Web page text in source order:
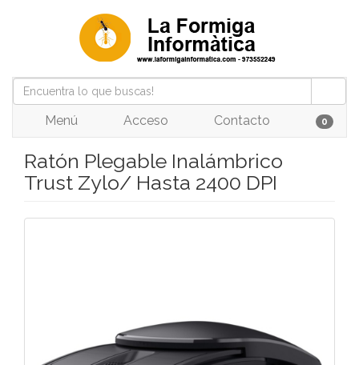
Menú Acceso Contacto 0
Ratón Plegable Inalámbrico
Trust Zylo/ Hasta 2400 DPI